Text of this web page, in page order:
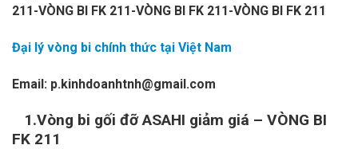
211-VÒNG BI FK 211-VÒNG BI FK 211-VÒNG BI FK 211
Đại lý vòng bi chính thức tại Việt Nam
Email: p.kinhdoanhtnh@gmail.com
1.Vòng bi gối đỡ ASAHI giảm giá – VÒNG BI
FK 211